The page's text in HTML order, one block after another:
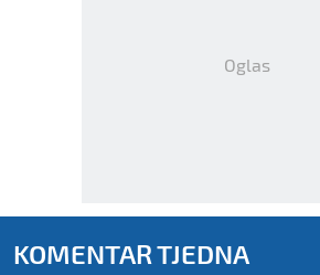
Oglas
KOMENTAR TJEDNA